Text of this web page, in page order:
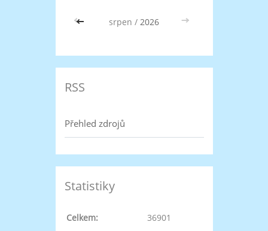
<< srpen / 2026 >>
RSS
Přehled zdrojů
Statistiky
Celkem:
36901